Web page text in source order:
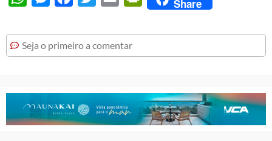
Share
Seja o primeiro a comentar